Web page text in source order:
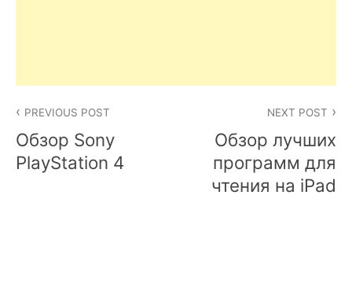
navigation
PREVIOUS POST
Обзор Sony
PlayStation 4
NEXT POST
Обзор лучших
программ для
чтения на iPad